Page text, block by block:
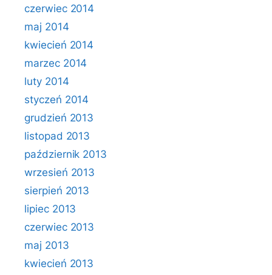
czerwiec 2014
maj 2014
kwiecień 2014
marzec 2014
luty 2014
styczeń 2014
grudzień 2013
listopad 2013
październik 2013
wrzesień 2013
sierpień 2013
lipiec 2013
czerwiec 2013
maj 2013
kwiecień 2013